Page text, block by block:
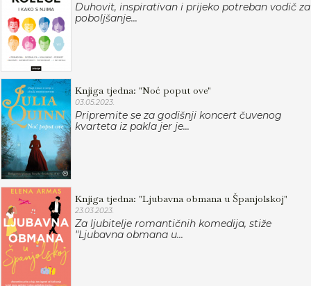
Duhovit, inspirativan i prijeko potreban vodič za
poboljšanje...
Knjiga tjedna: "Noć poput ove"
03.05.2023.
Pripremite se za godišnji koncert čuvenog
kvarteta iz pakla jer je...
Knjiga tjedna: "Ljubavna obmana u Španjolskoj"
23.03.2023.
Za ljubitelje romantičnih komedija, stiže
"Ljubavna obmana u...